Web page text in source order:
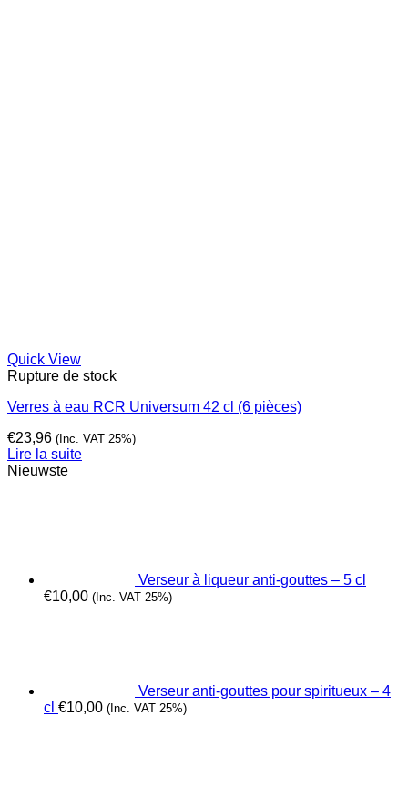
Quick View
Rupture de stock
Verres à eau RCR Universum 42 cl (6 pièces)
€23,96 (Inc. VAT 25%)
Lire la suite
Nieuwste
Verseur à liqueur anti-gouttes – 5 cl
€10,00 (Inc. VAT 25%)
Verseur anti-gouttes pour spiritueux – 4
cl €10,00 (Inc. VAT 25%)